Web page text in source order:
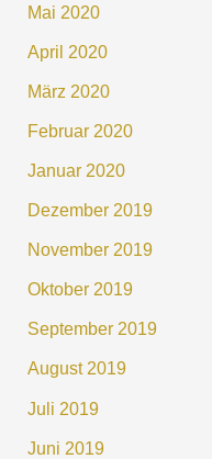
Mai 2020
April 2020
März 2020
Februar 2020
Januar 2020
Dezember 2019
November 2019
Oktober 2019
September 2019
August 2019
Juli 2019
Juni 2019